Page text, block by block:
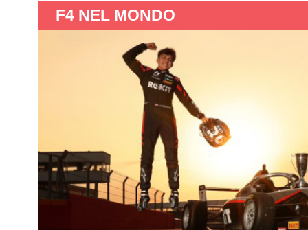
F4 NEL MONDO